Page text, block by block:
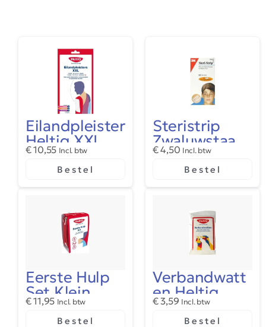
Eilandpleister
Heltiq XXL
€10,55 Incl. btw
Bestel
Steristrip
Zwaluwstaart
Pleisters
€4,50 Incl. btw
Bestel
Eerste Hulp
Set Klein
(EHBO)
€11,95 Incl. btw
Bestel
Verbandwatt
en Heltiq
€3,59 Incl. btw
Bestel